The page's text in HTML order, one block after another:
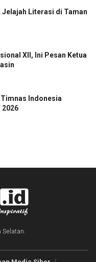
Jelajah Literasi di Taman
XII, Ini Pesan Ketua
Indonesia
2026